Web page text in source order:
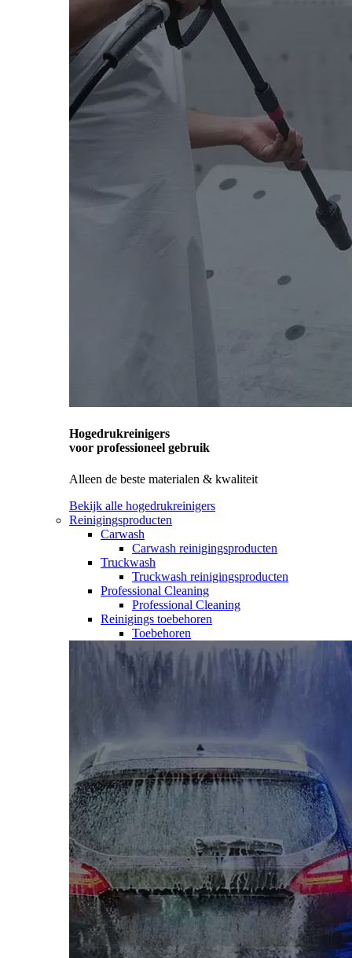
Hogedrukreinigers
voor professioneel gebruik
Alleen de beste materialen & kwaliteit
Bekijk alle hogedrukreinigers
Reinigingsproducten
Carwash
Carwash reinigingsproducten
Truckwash
Truckwash reinigingsproducten
Professional Cleaning
Professional Cleaning
Reinigings toebehoren
Toebehoren